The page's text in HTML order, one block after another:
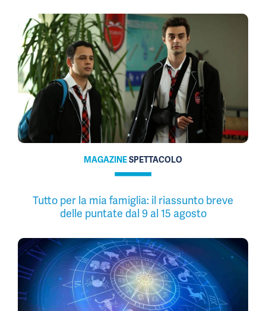
MAGAZINESPETTACOLO
Tutto per la mia famiglia: il riassunto breve
delle puntate dal 9 al 15 agosto